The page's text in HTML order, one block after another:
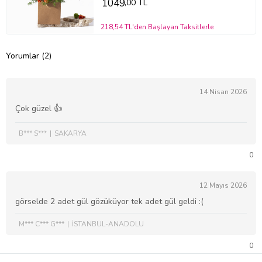
1049,00 TL
218,54 TL'den Başlayan Taksitlerle
Yorumlar (2)
14 Nisan 2026
Çok güzel 👍
B*** S*** SAKARYA
0
12 Mayıs 2026
görselde 2 adet gül gözüküyor tek adet gül geldi :(
M*** C*** G*** İSTANBUL-ANADOLU
0